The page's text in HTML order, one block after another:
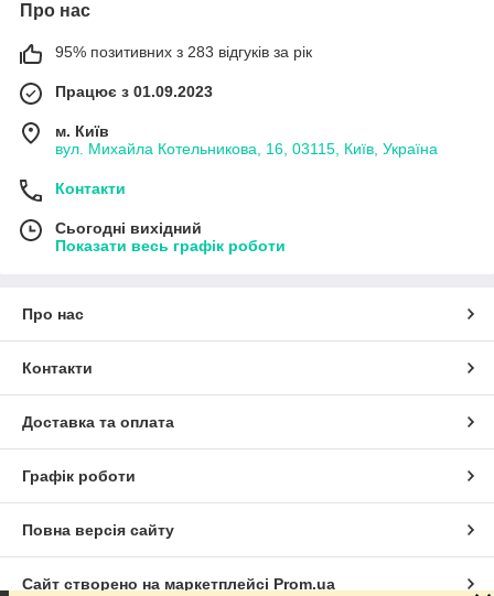
Про нас
95% позитивних з 283 відгуків за рік
Працює з 01.09.2023
м. Київ
вул. Михайла Котельникова, 16, 03115, Київ, Україна
Контакти
Сьогодні вихідний
Показати весь графік роботи
Про нас
Контакти
Доставка та оплата
Графік роботи
Повна версія сайту
Сайт створено на маркетплейсі Prom.ua